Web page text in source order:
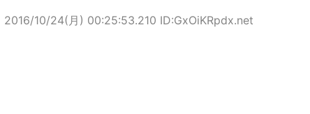
2016/10/24(月) 00:25:53.210 ID:GxOiKRpdx.net